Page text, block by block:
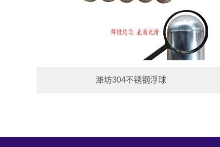
潍坊304不锈钢浮球